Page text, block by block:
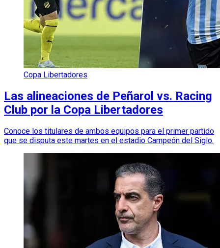
Copa Libertadores
Las alineaciones de Peñarol vs. Racing
Club por la Copa Libertadores
Conoce los titulares de ambos equipos para el primer partido
que se disputa este martes en el estadio Campeón del Siglo.